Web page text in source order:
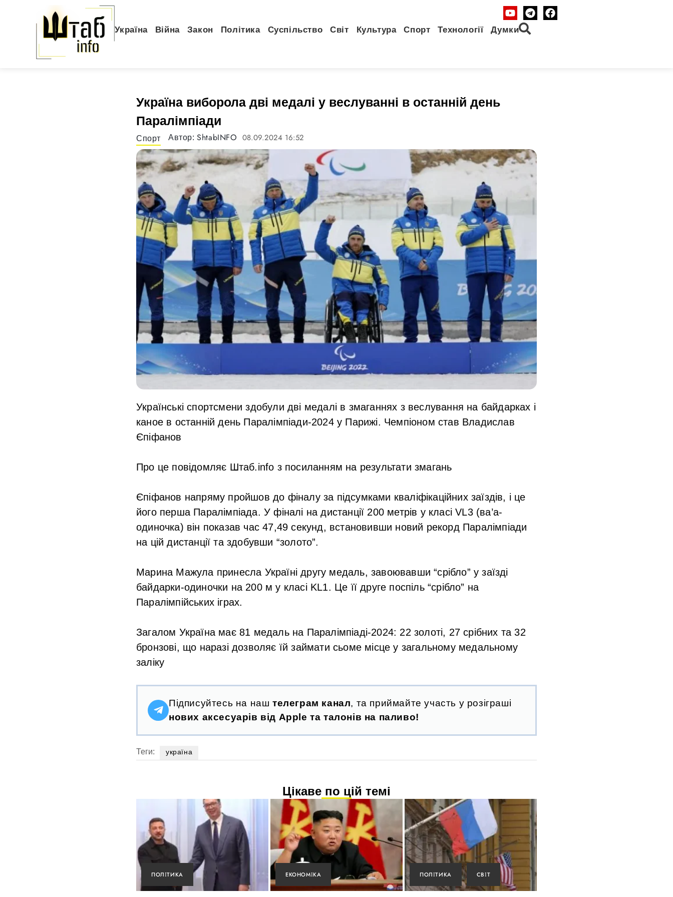
Україна Війна Закон Політика Суспільство Світ Культура Спорт Технології Думки
Україна виборола дві медалі у веслуванні в останній день
Паралімпіади
Спорт Автор:ShtabINFO 08.09.2024 16:52
Українські спортсмени здобули дві медалі в змаганнях з веслування на байдарках і
каное в останній день Паралімпіади-2024 у Парижі. Чемпіоном став Владислав
Єпіфанов
Про це повідомляє Штаб.info з посиланням на результати змагань
Єпіфанов напряму пройшов до фіналу за підсумками кваліфікаційних заїздів, і це
його перша Паралімпіада. У фіналі на дистанції 200 метрів у класі VL3 (ва’а-
одиночка) він показав час 47,49 секунд, встановивши новий рекорд Паралімпіади
на цій дистанції та здобувши “золото”.
Марина Мажула принесла Україні другу медаль, завоювавши “срібло” у заїзді
байдарки-одиночки на 200 м у класі KL1. Це її друге поспіль “срібло” на
Паралімпійських іграх.
Загалом Україна має 81 медаль на Паралімпіаді-2024: 22 золоті, 27 срібних та 32
бронзові, що наразі дозволяє їй займати сьоме місце у загальному медальному
заліку
Підписуйтесь на наш телеграм канал, та приймайте участь у розіграші
нових аксесуарів від Apple та талонів на паливо!
Теги: україна
Цікаве по цій темі
ПОЛІТИКА ЕКОНОМІКА ПОЛІТИКА СВІТ